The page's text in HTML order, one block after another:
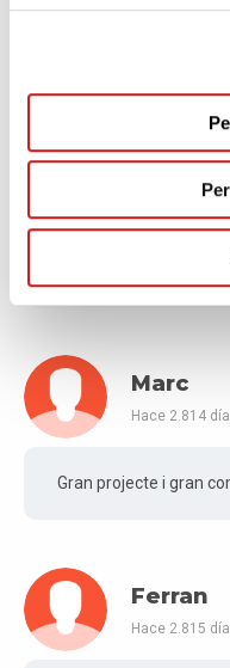
Hace 2.813
Marc
Hace 2.814
Gran projecte i gran
Ferran
Hace 2.815